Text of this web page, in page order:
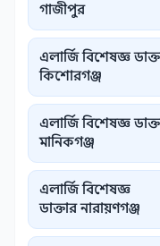
গাজীপুর
এলার্জি বিশেষজ্ঞ
কিশোরগঞ্জ
এলার্জি বিশেষজ্ঞ
মানিকগঞ্জ
এলার্জি বিশেষজ্ঞ
ডাক্তার নারায়ণগঞ্জ